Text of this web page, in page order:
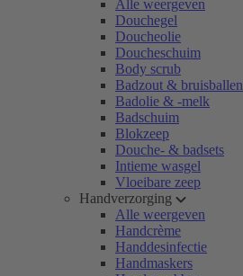
Alle weergeven
Douchegel
Doucheolie
Doucheschuim
Body scrub
Badzout & bruisballen
Badolie & -melk
Badschuim
Blokzeep
Douche- & badsets
Intieme wasgel
Vloeibare zeep
Handverzorging
Alle weergeven
Handcrème
Handdesinfectie
Handmaskers